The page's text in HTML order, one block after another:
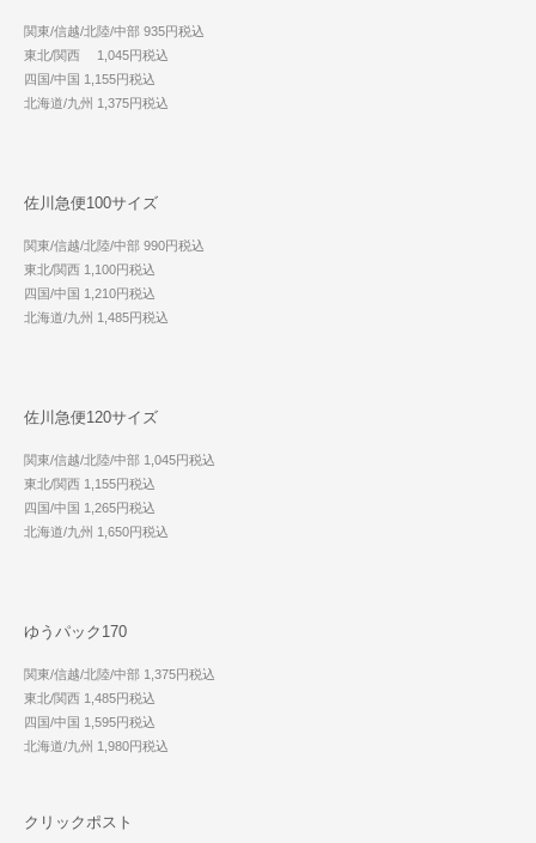
関東/信越/北陸/中部 935円税込
東北/関西 1,045円税込
四国/中国 1,155円税込
北海道/九州 1,375円税込
佐川急便100サイズ
関東/信越/北陸/中部 990円税込
東北/関西 1,100円税込
四国/中国 1,210円税込
北海道/九州 1,485円税込
佐川急便120サイズ
関東/信越/北陸/中部 1,045円税込
東北/関西 1,155円税込
四国/中国 1,265円税込
北海道/九州 1,650円税込
ゆうパック170
関東/信越/北陸/中部 1,375円税込
東北/関西 1,485円税込
四国/中国 1,595円税込
北海道/九州 1,980円税込
クリックポスト